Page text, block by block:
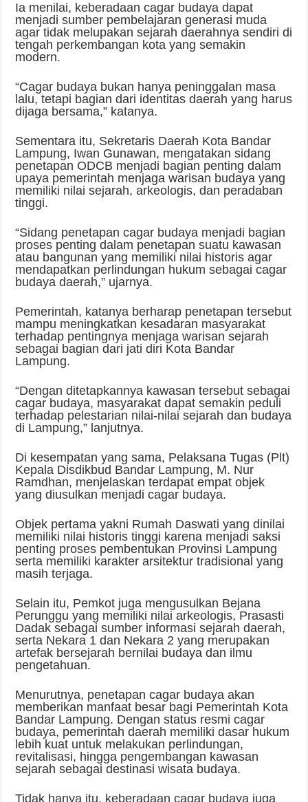
Ia menilai, keberadaan cagar budaya dapat
menjadi sumber pembelajaran generasi muda
agar tidak melupakan sejarah daerahnya sendiri di
tengah perkembangan kota yang semakin
modern.
“Cagar budaya bukan hanya peninggalan masa
lalu, tetapi bagian dari identitas daerah yang harus
dijaga bersama,” katanya.
Sementara itu, Sekretaris Daerah Kota Bandar
Lampung, Iwan Gunawan, mengatakan sidang
penetapan ODCB menjadi bagian penting dalam
upaya pemerintah menjaga warisan budaya yang
memiliki nilai sejarah, arkeologis, dan peradaban
tinggi.
“Sidang penetapan cagar budaya menjadi bagian
proses penting dalam penetapan suatu kawasan
atau bangunan yang memiliki nilai historis agar
mendapatkan perlindungan hukum sebagai cagar
budaya daerah,” ujarnya.
Pemerintah, katanya berharap penetapan tersebut
mampu meningkatkan kesadaran masyarakat
terhadap pentingnya menjaga warisan sejarah
sebagai bagian dari jati diri Kota Bandar
Lampung.
“Dengan ditetapkannya kawasan tersebut sebagai
cagar budaya, masyarakat dapat semakin peduli
terhadap pelestarian nilai-nilai sejarah dan budaya
di Lampung,” lanjutnya.
Di kesempatan yang sama, Pelaksana Tugas (Plt)
Kepala Disdikbud Bandar Lampung, M. Nur
Ramdhan, menjelaskan terdapat empat objek
yang diusulkan menjadi cagar budaya.
Objek pertama yakni Rumah Daswati yang dinilai
memiliki nilai historis tinggi karena menjadi saksi
penting proses pembentukan Provinsi Lampung
serta memiliki karakter arsitektur tradisional yang
masih terjaga.
Selain itu, Pemkot juga mengusulkan Bejana
Perunggu yang memiliki nilai arkeologis, Prasasti
Dadak sebagai sumber informasi sejarah daerah,
serta Nekara 1 dan Nekara 2 yang merupakan
artefak bersejarah bernilai budaya dan ilmu
pengetahuan.
Menurutnya, penetapan cagar budaya akan
memberikan manfaat besar bagi Pemerintah Kota
Bandar Lampung. Dengan status resmi cagar
budaya, pemerintah daerah memiliki dasar hukum
lebih kuat untuk melakukan perlindungan,
revitalisasi, hingga pengembangan kawasan
sejarah sebagai destinasi wisata budaya.
Tidak hanya itu, keberadaan cagar budaya juga